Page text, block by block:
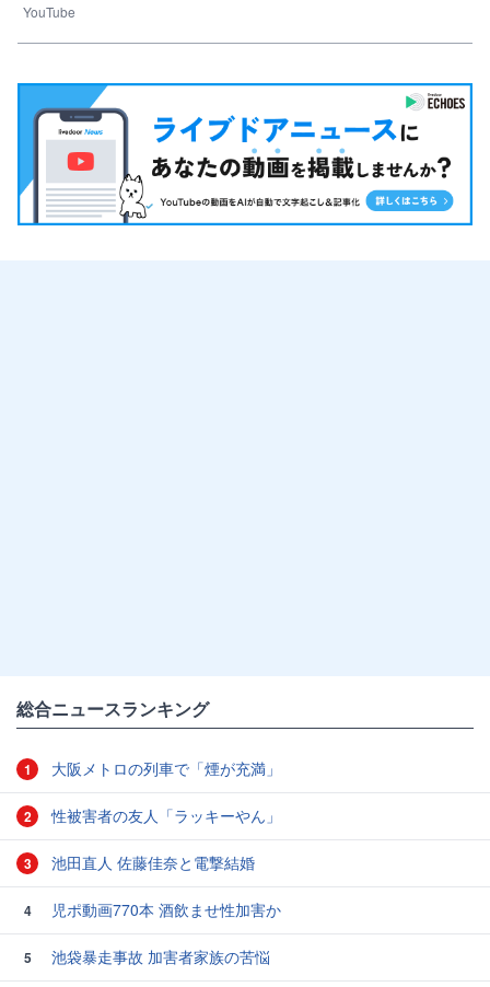
YouTube
総合ニュースランキング
1 大阪メトロの列車で「煙が充満」
2 性被害者の友人「ラッキーやん」
3 池田直人 佐藤佳奈と電撃結婚
4 児ポ動画770本 酒飲ませ性加害か
5
池袋暴走事故 加害者家族の苦悩